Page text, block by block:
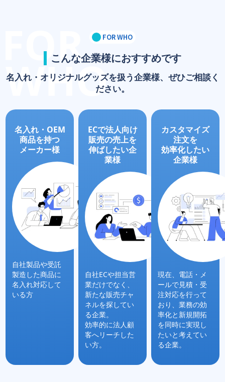
FOR WHO
こんな企業様におすすめです
名入れ・オリジナルグッズを扱う企業様、ぜひご相談く
ださい。
名入れ・OEM
商品を持つ
メーカー様
自社製品や受託
製造した商品に
名入れ対応して
いる方
ECで法人向け
販売の売上を
伸ばしたい企
業様
自社ECや担当営
業だけでなく、
新たな販売チャ
ネルを探してい
る企業。
効率的に法人顧
客へリーチした
い方。
カスタマイズ
注文を
効率化したい
企業様
現在、電話・メ
ールで見積・受
注対応を行って
おり、業務の効
率化と新規開拓
を同時に実現し
たいと考えてい
る企業。